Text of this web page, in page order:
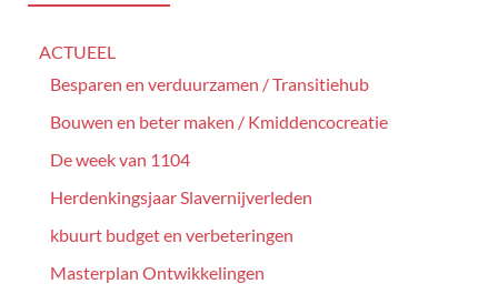
ACTUEEL
Besparen en verduurzamen / Transitiehub
Bouwen en beter maken / Kmiddencocreatie
De week van 1104
Herdenkingsjaar Slavernijverleden
kbuurt budget en verbeteringen
Masterplan Ontwikkelingen